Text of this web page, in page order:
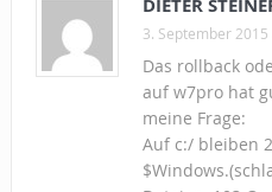
DIETER
3. September 2015
Das rollback
auf w7pro hat
meine Frage:
Auf c:/ bleiben